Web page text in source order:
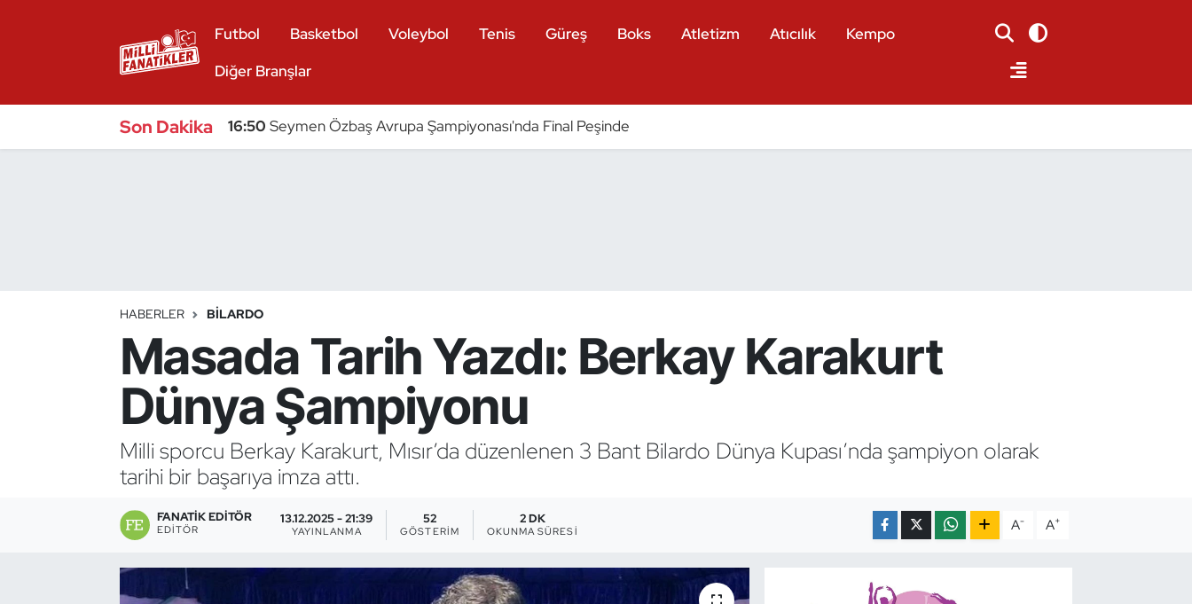
Futbol Basketbol Voleybol Tenis Güreş Boks Atletizm Atıcılık
Kempo
Diğer Branşlar
Son Dakika 16:50 Seymen Özbaş Avrupa Şampiyonası'nda Final Peşinde
HABERLER BILARDO
Masada Tarih Yazdı: Berkay Karakurt
Dünya Şampiyonu
Milli sporcu Berkay Karakurt, Mısır’da düzenlenen 3 Bant Bilardo Dünya Kupası’nda şampiyon olarak
tarihi bir başarıya imza attı.
FANATIK EDITÖR
EDITÖR
13.12.2025 - 21:39
YAYINLANMA
52
GÖSTERIM
2 DK
OKUNMA SÜRESI A- A+
Bocce Bowling Dart
Buz Hokeyi